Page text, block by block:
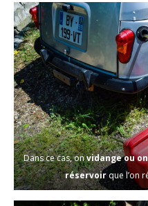
Dans ce cas, onvidange ou
réservoirque l’on